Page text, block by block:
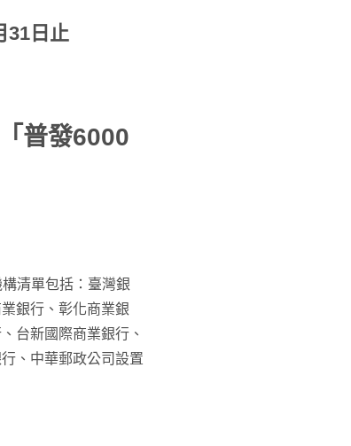
31日止
普發6000
清單包括：臺灣銀
銀行、彰化商業銀
台新國際商業銀行、
、中華郵政公司設置